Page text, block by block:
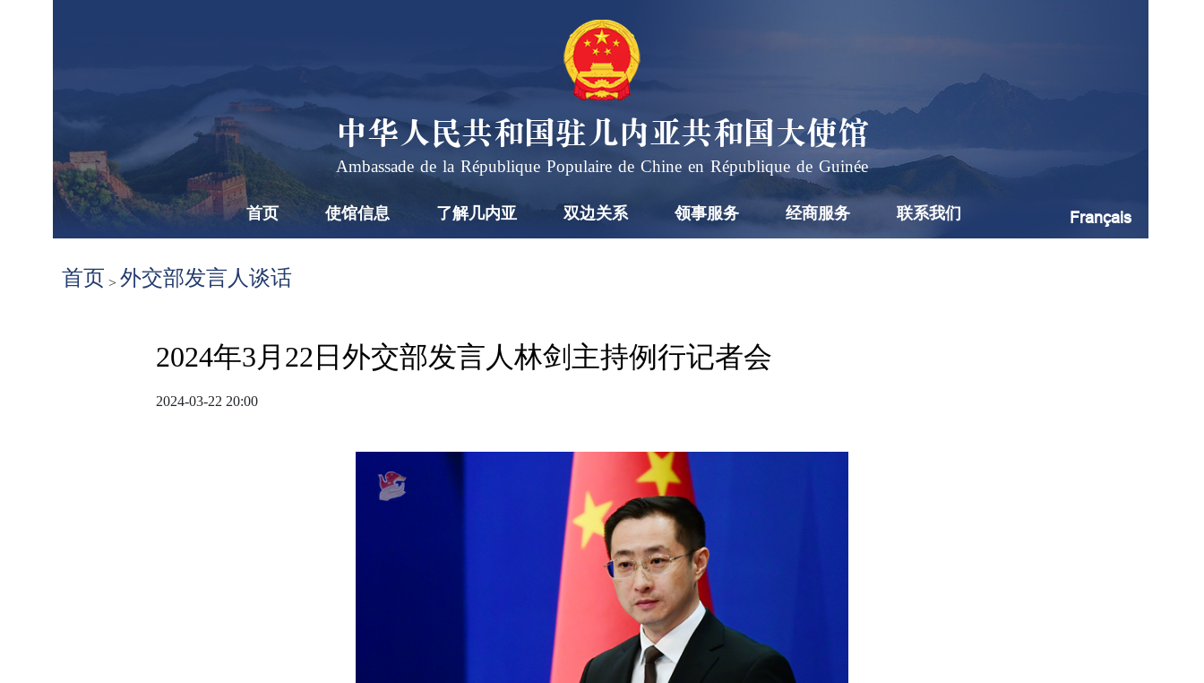
中华人民共和国驻几内亚共和国大使馆
Ambassade de la République Populaire de Chine en République de Guinée
首页 使馆信息 了解几内亚 双边关系 领事服务 经商服务 联系我们 Français
首页 > 外交部发言人谈话
2024年3月22日外交部发言人林剑主持例行记者会
2024-03-22 20:00